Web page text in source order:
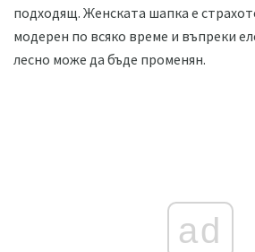
подходящ. Женската шапка е
модерен по всяко време и въпреки
лесно може да бъде променян.
ad